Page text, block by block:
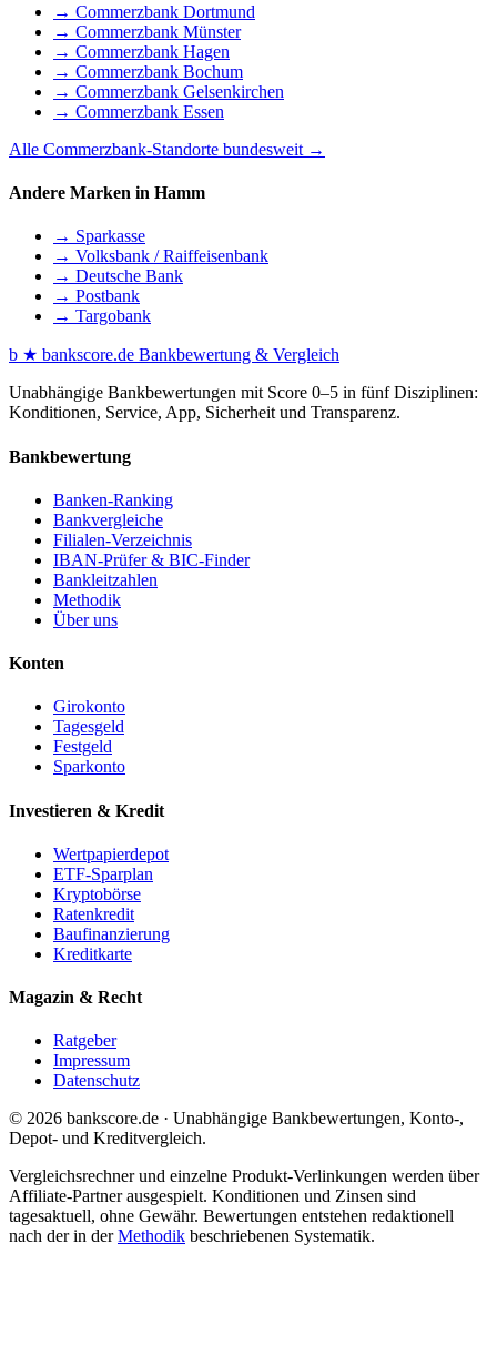
→ Commerzbank Dortmund
→ Commerzbank Münster
→ Commerzbank Hagen
→ Commerzbank Bochum
→ Commerzbank Gelsenkirchen
→ Commerzbank Essen
Alle Commerzbank-Standorte bundesweit →
Andere Marken in Hamm
→ Sparkasse
→ Volksbank / Raiffeisenbank
→ Deutsche Bank
→ Postbank
→ Targobank
b ★ bankscore.de Bankbewertung & Vergleich
Unabhängige Bankbewertungen mit Score 0–5 in fünf Disziplinen:
Konditionen, Service, App, Sicherheit und Transparenz.
Bankbewertung
Banken-Ranking
Bankvergleiche
Filialen-Verzeichnis
IBAN-Prüfer & BIC-Finder
Bankleitzahlen
Methodik
Über uns
Konten
Girokonto
Tagesgeld
Festgeld
Sparkonto
Investieren & Kredit
Wertpapierdepot
ETF-Sparplan
Kryptobörse
Ratenkredit
Baufinanzierung
Kreditkarte
Magazin & Recht
Ratgeber
Impressum
Datenschutz
© 2026 bankscore.de · Unabhängige Bankbewertungen, Konto-,
Depot- und Kreditvergleich.
Vergleichsrechner und einzelne Produkt-Verlinkungen werden über
Affiliate-Partner ausgespielt. Konditionen und Zinsen sind
tagesaktuell, ohne Gewähr. Bewertungen entstehen redaktionell
nach der in derMethodik beschriebenen Systematik.